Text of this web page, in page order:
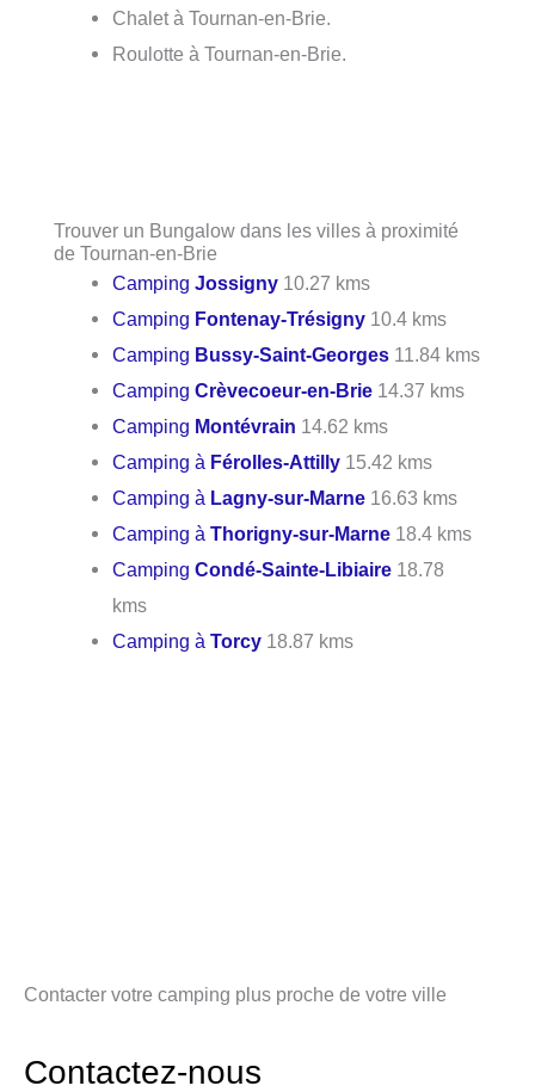
Chalet à Tournan-en-Brie.
Roulotte à Tournan-en-Brie.
Trouver un Bungalow dans les villes à proximité
de Tournan-en-Brie
CampingJossigny 10.27 kms
Camping Fontenay-Trésigny 10.4 kms
Camping Bussy-Saint-Georges 11.84 kms
CampingCrèvecoeur-en-Brie 14.37 kms
Camping Montévrain 14.62 kms
Camping à Férolles-Attilly 15.42 kms
Camping à Lagny-sur-Marne 16.63 kms
Camping àThorigny-sur-Marne 18.4 kms
CampingCondé-Sainte-Libiaire 18.78
kms
Camping àTorcy 18.87 kms
Contacter votre camping plus proche de votre ville
Contactez-nous